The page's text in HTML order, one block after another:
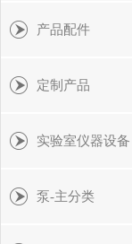
产品配件
定制产品
实验室仪器设备
泵-主分类